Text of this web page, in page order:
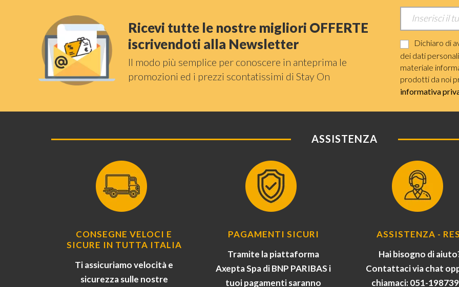
Ricevi tutte le nostre migliori OFFERTE
iscrivendoti alla Newsletter
Il modo più semplice per conoscere in anteprima le
promozioni ed i prezzi scontatissimi di Stay On
Dichiaro di
dei dati
materiale
prodotti da noi
informativa
ASSISTENZA
CONSEGNE VELOCI E
SICURE IN TUTTA ITALIA
Ti assicuriamo velocità e
sicurezza sulle nostre
PAGAMENTI SICURI
Tramite la piattaforma
Axepta Spa di BNP PARIBAS i
tuoi pagamenti saranno
ASSISTENZA -
Hai bisogno di
Contattaci via chat
chiamaci: 051-